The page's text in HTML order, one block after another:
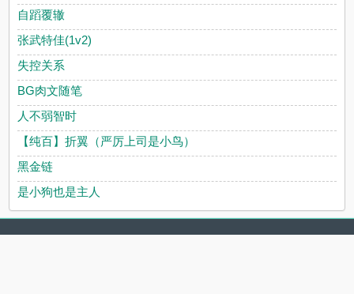
自蹈覆辙
张武特佳(1v2)
失控关系
BG肉文随笔
人不弱智时
【纯百】折翼（严厉上司是小鸟）
黑金链
是小狗也是主人